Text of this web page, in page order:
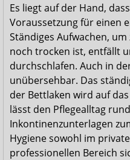
Es liegt auf der Hand,
Voraussetzung für einen
Ständiges Aufwachen,
noch trocken ist, entfällt
durchschlafen. Auch in
unübersehbar. Das
der Bettlaken wird auf
lässt den Pflegealltag
Inkontinenzunterlagen
Hygiene sowohl im
professionellen Bereich